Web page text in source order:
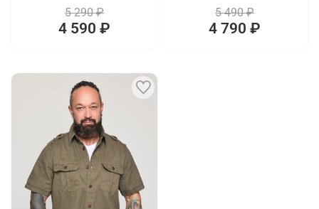
5 290 ₽
4 590 ₽
5 490 ₽
4 790 ₽